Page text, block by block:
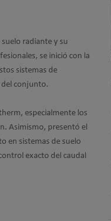
radiante y su
se inició con la
sistemas de
del conjunto.
especialmente los
Asimismo, presentó el
en sistemas de suelo
exacto del caudal